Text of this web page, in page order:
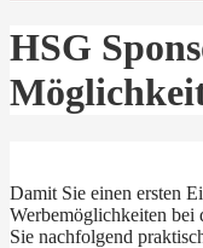
HSG
Damit Sie einen ersten
Werbemöglichkeiten bei
Sie nachfolgend